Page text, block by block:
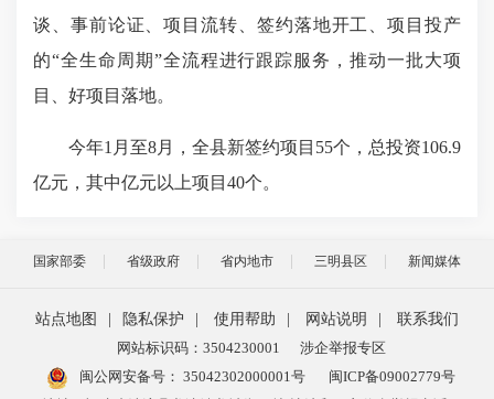
谈、事前论证、项目流转、签约落地开工、项目投产
的“全生命周期”全流程进行跟踪服务，推动一批大项
目、好项目落地。
今年1月至8月，全县新签约项目55个，总投资106.9
亿元，其中亿元以上项目40个。
国家部委 省级政府 省内地市 三明县区 新闻媒体
站点地图 隐私保护 使用帮助 网站说明
联系我们
网站标识码：3504230001
涉企举报专区
闽公网安备号： 35042302000001号
闽ICP备09002779号